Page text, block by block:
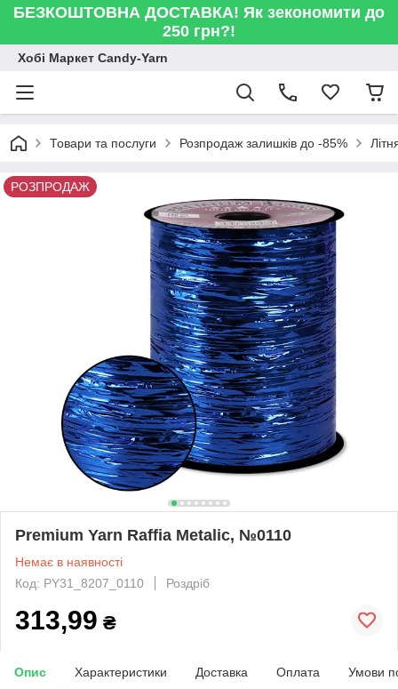
БЕЗКОШТОВНА ДОСТАВКА! Як зекономити до
250 грн?!
Хобі Маркет Candy-Yarn
Товари та послуги Розпродаж залишків до -85%
РОЗПРОДАЖ
Premium Yarn Raffia Metalic, №0110
Немає в наявності
Код: PY31_8207_0110
Роздріб
313,99 ₴
Опис Характеристики Доставка Оплата Умови